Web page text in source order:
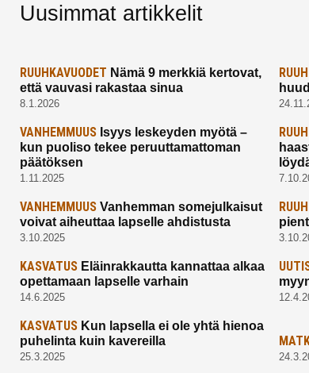
Uusimmat artikkelit
RUUHKAVUODET Nämä 9 merkkiä kertovat,
että vauvasi rakastaa sinua
8.1.2026
VANHEMMUUS Isyys leskeyden myötä –
kun puoliso tekee peruuttamattoman
päätöksen
1.11.2025
VANHEMMUUS Vanhemman somejulkaisut
voivat aiheuttaa lapselle ahdistusta
3.10.2025
KASVATUS Eläinrakkautta kannattaa alkaa
opettamaan lapselle varhain
14.6.2025
KASVATUS Kun lapsella ei ole yhtä hienoa
puhelinta kuin kavereilla
25.3.2025